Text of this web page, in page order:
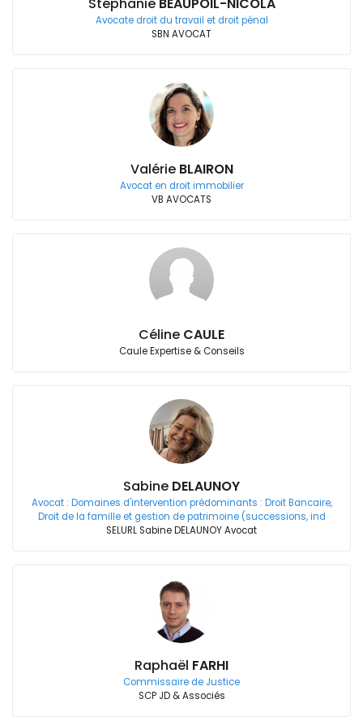
Stéphanie BEAUPOIL-NICOLA
Avocate droit du travail et droit pénal
SBN AVOCAT
Valérie BLAIRON
Avocat en droit immobilier
VB AVOCATS
Céline CAULE
Caule Expertise & Conseils
Sabine DELAUNOY
Avocat : Domaines d'intervention prédominants : Droit Bancaire,
Droit de la famille et gestion de patrimoine (successions, ind
SELURL Sabine DELAUNOY Avocat
Raphaël FARHI
Commissaire de Justice
SCP JD & Associés